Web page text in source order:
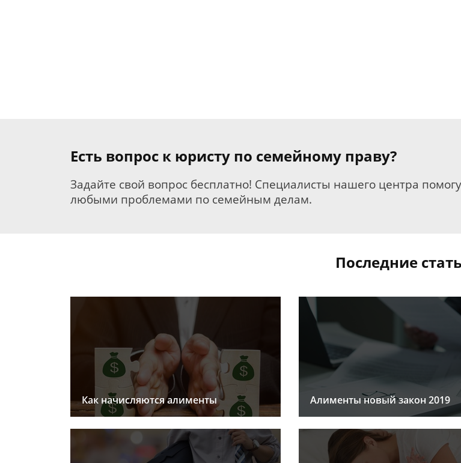
Есть вопрос к юристу по семейному праву?
Задайте свой вопрос бесплатно! Специалисты нашего центра
любыми проблемами по семейным делам.
Последние
Как начисляются алименты Алименты новый закон 2019